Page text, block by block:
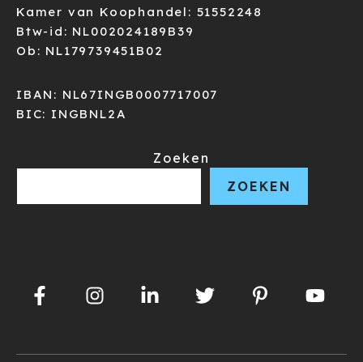
Kamer van Koophandel: 51552248
Btw-id: NL002024189B39
Ob: NL179739451B02
IBAN: NL67INGB0007717007
BIC: INGBNL2A
Zoeken
ZOEKEN